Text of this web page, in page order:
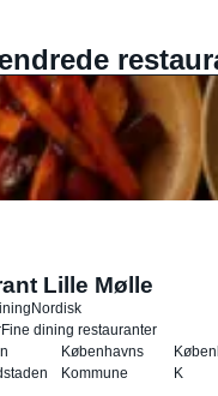
Lille Mølle
Nordisk
Fine dining restauranter
Københavns
Kommune
K